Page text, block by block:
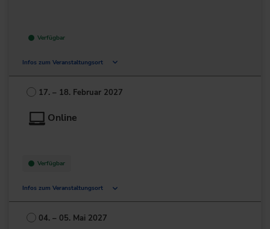
Verfügbar
Infos zum Veranstaltungsort
Münsterstr. 232-238
40470 Düsseldorf
17. – 18. Februar 2027
Online
Verfügbar
Infos zum Veranstaltungsort
Deutschland
04. – 05. Mai 2027